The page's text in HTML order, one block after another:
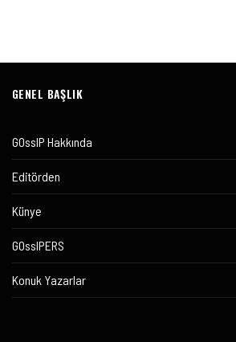
GENEL BAŞLIK
GOssIP Hakkında
Editörden
Künye
GOssIPERS
Konuk Yazarlar